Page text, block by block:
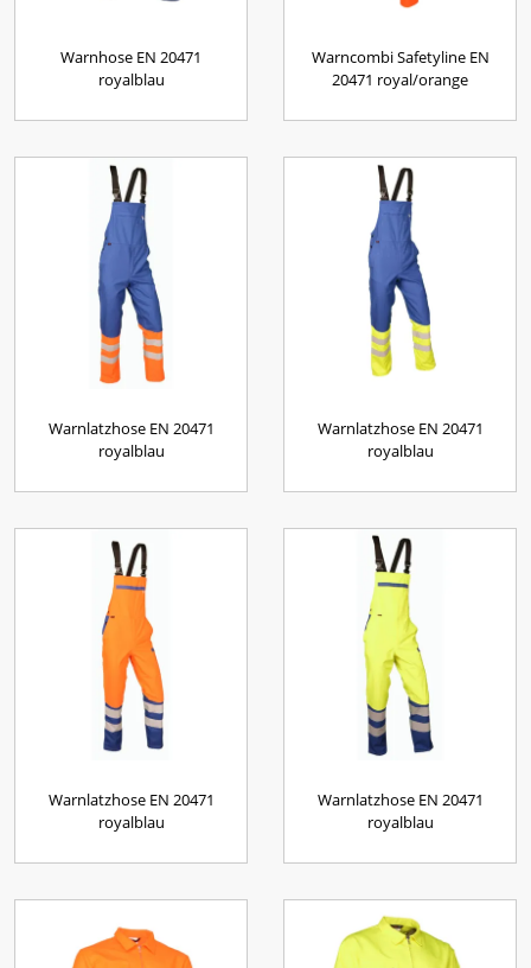
Warnhose EN 20471
royalblau
Warncombi Safetyline EN
20471 royal/orange
Warnlatzhose EN 20471
royalblau
Warnlatzhose EN 20471
royalblau
Warnlatzhose EN 20471
royalblau
Warnlatzhose EN 20471
royalblau